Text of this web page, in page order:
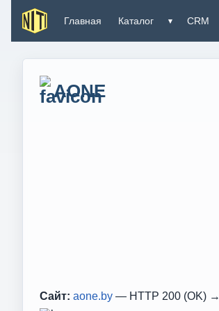
Главная Каталог ▾ CRM
AONE
Сайт: aone.by — HTTP 200 (OK) →